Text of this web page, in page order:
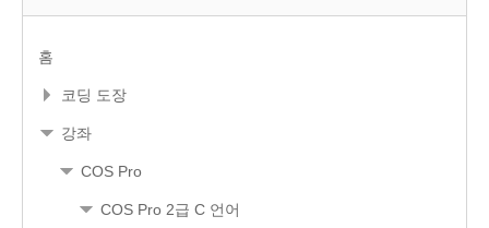
홈
코딩 도장
강좌
COS Pro
COS Pro 2급 C 언어